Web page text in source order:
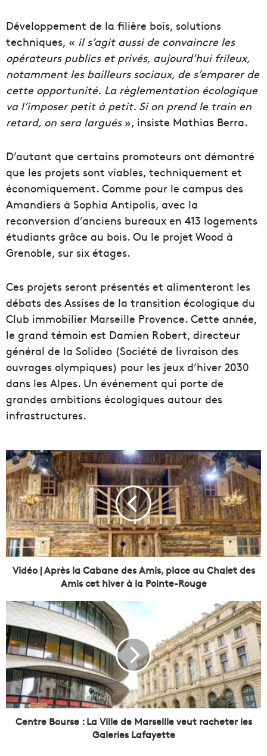
Développement de la filière bois, solutions
techniques, « il s’agit aussi de convaincre les
opérateurs publics et privés, aujourd’hui frileux,
notamment les bailleurs sociaux, de s’emparer de
cette opportunité. La règlementation écologique
va l’imposer petit à petit. Si on prend le train en
retard, on sera largués», insiste Mathias Berra.
D’autant que certains promoteurs ont démontré
que les projets sont viables, techniquement et
économiquement. Comme pour le campus des
Amandiers à Sophia Antipolis, avec la
reconversion d’anciens bureaux en 413 logements
étudiants grâce au bois. Ou le projet Wood à
Grenoble, sur six étages.
Ces projets seront présentés et alimenteront les
débats des Assises de la transition écologique du
Club immobilier Marseille Provence. Cette année,
le grand témoin est Damien Robert, directeur
général de la Solideo (Société de livraison des
ouvrages olympiques) pour les jeux d’hiver 2030
dans les Alpes. Un événement qui porte de
grandes ambitions écologiques autour des
infrastructures.
V
i
d
é
o
|
A
p
r
a
a
b
a
n
e
d
e
Vidéo | Après la Cabane des Amis, place au Chalet des
Amis cet hiver à la Pointe-Rouge
C
n
t
r
e
B
o
u
Centre Bourse : La Ville de Marseille veut racheter les
Galeries Lafayette